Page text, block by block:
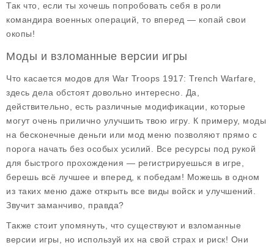
Так что, если ты хочешь попробовать себя в роли
командира военных операций, то вперед — копай свои
окопы!
Моды и взломанные версии игры
Что касается модов для War Troops 1917: Trench Warfare
здесь дела обстоят довольно интересно. Да,
действительно, есть различные модификации, которые
могут очень прилично улучшить твою игру. К примеру, моды
на бесконечные деньги или мод меню позволяют прямо с
порога начать без особых усилий. Все ресурсы под рукой
для быстрого прохождения — регистрируешься в игре,
берешь всё лучшее и вперед, к победам! Можешь в одном
из таких меню даже открыть все виды войск и улучшений.
Звучит заманчиво, правда?
Также стоит упомянуть, что существуют и взломанные
версии игры, но используй их на свой страх и риск! Они